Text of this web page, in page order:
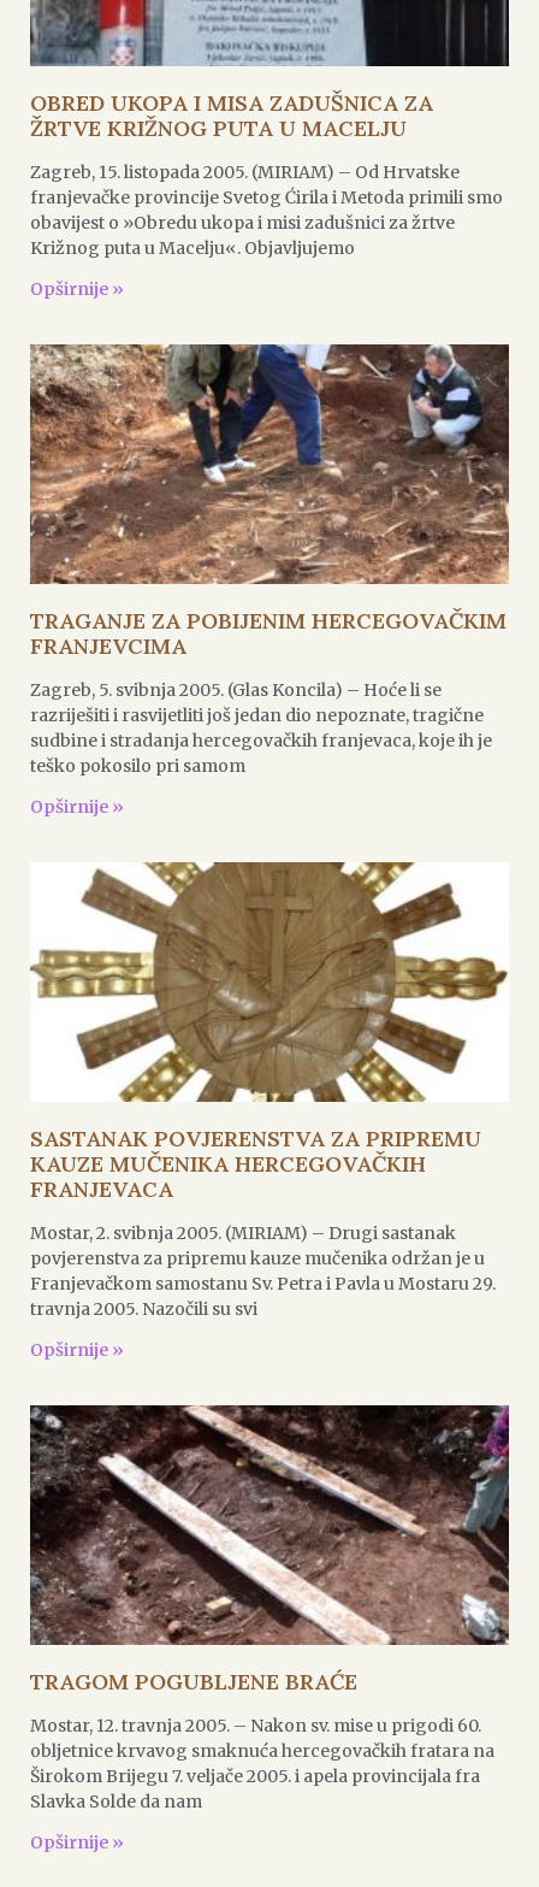
OBRED UKOPA I MISA ZADUŠNICA ZA
ŽRTVE KRIŽNOG PUTA U MACELJU
Zagreb, 15. listopada 2005. (MIRIAM) – Od Hrvatske
franjevačke provincije Svetog Ćirila i Metoda primili smo
obavijest o »Obredu ukopa i misi zadušnici za žrtve
Križnog puta u Macelju«. Objavljujemo
Opširnije »
TRAGANJE ZA POBIJENIM HERCEGOVAČKIM
FRANJEVCIMA
Zagreb, 5. svibnja 2005. (Glas Koncila) – Hoće li se
razriješiti i rasvijetliti još jedan dio nepoznate, tragične
sudbine i stradanja hercegovačkih franjevaca, koje ih je
teško pokosilo pri samom
Opširnije »
SASTANAK POVJERENSTVA ZA PRIPREMU
KAUZE MUČENIKA HERCEGOVAČKIH
FRANJEVACA
Mostar, 2. svibnja 2005. (MIRIAM) – Drugi sastanak
povjerenstva za pripremu kauze mučenika održan je u
Franjevačkom samostanu Sv. Petra i Pavla u Mostaru 29.
travnja 2005. Nazočili su svi
Opširnije »
TRAGOM POGUBLJENE BRAĆE
Mostar, 12. travnja 2005. – Nakon sv. mise u prigodi 60.
obljetnice krvavog smaknuća hercegovačkih fratara na
Širokom Brijegu 7. veljače 2005. i apela provincijala fra
Slavka Solde da nam
Opširnije »